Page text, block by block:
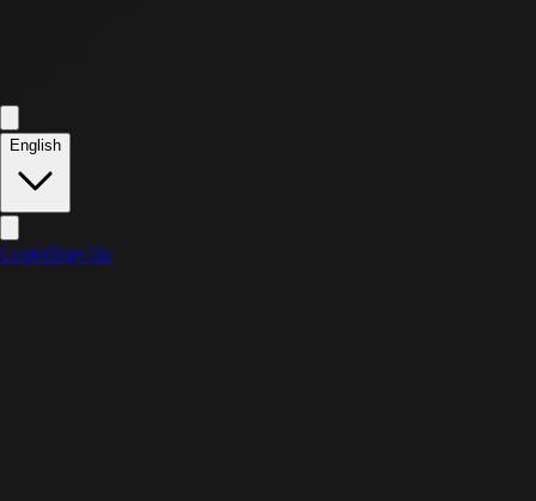
English
LoginSign Up